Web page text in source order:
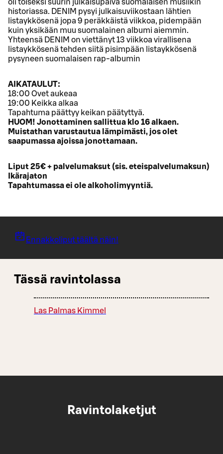
oli toiseksi suurin julkaisupäivä suomalaisen musiikin
historiassa. DENIM pysyi julkaisuviikostaan lähtien
listaykkösenä jopa 9 peräkkäistä viikkoa, pidempään
kuin yksikään muu suomalainen albumi aiemmin.
Yhteensä DENIM on viettänyt 13 viikkoa virallisena
listaykkösenä tehden siitä pisimpään listaykkösenä
pysyneen suomalaisen rap-albumin
AIKATAULUT:
18:00 Ovet aukeaa
19:00 Keikka alkaa
Tapahtuma päättyy keikan päätyttyä.
HUOM! Jonottaminen sallittua klo 16 alkaen.
Muistathan varustautua lämpimästi, jos olet
saapumassa ajoissa jonottamaan.
Liput 25€ + palvelumaksut (sis. eteispalvelumaksun)
Ikärajaton
Tapahtumassa ei ole alkoholimyyntiä.
Ennakkoliput täältä näin!
Tässä ravintolassa
Las Palmas Kimmel
Ravintolaketjut